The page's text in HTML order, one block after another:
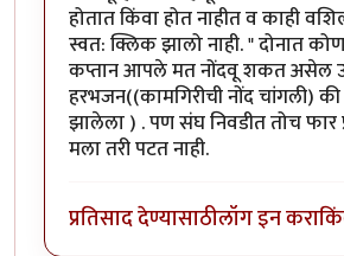
होतात किंवा होत नाहीत व काही
स्वत: क्लिक झालो नाही. " दोनात
कप्तान आपले मत नोंदवू शकत असेल
हरभजन((कामगिरीची नोंद चांगली)
झालेला ) . पण संघ निवडीत तोच फार
मला तरी पटत नाही.
प्रतिसाद देण्यासाठीलॉग इन करा